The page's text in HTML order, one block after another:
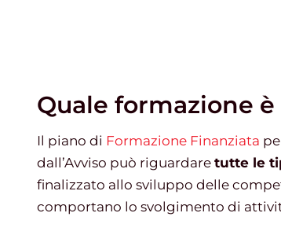
Quale formazione
Il piano di Formazione Finanziata
dall’Avviso può riguardare tutte le
finalizzato allo sviluppo delle
comportano lo svolgimento di